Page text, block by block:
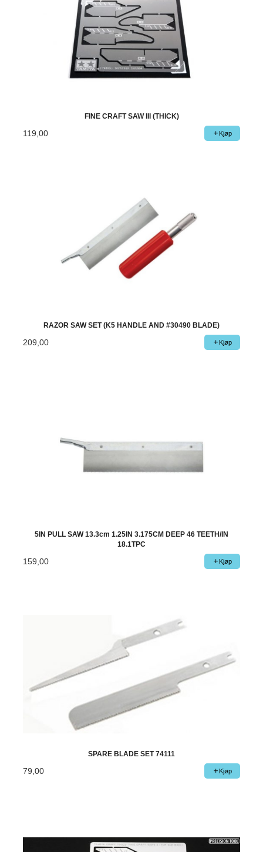
FINE CRAFT SAW III (THICK)
119,00 Kjøp
RAZOR SAW SET (K5 HANDLE AND #30490 BLADE)
209,00 Kjøp
5IN PULL SAW 13.3cm 1.25IN 3.175CM DEEP 46 TEETH/IN
18.1TPC
159,00 Kjøp
SPARE BLADE SET 74111
79,00 Kjøp